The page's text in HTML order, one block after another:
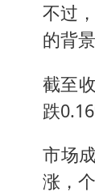
不过
的背
截至
跌
市场
涨，